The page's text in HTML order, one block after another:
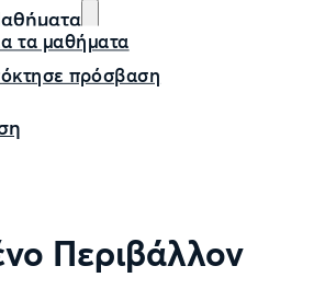
τα μαθήματα
πρόσβαση
Περιβάλλον